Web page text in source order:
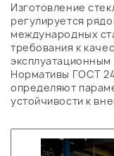
Изготовление
регулируется
международных
требования к
эксплуатационным
Нормативы ГОСТ
определяют
устойчивости к